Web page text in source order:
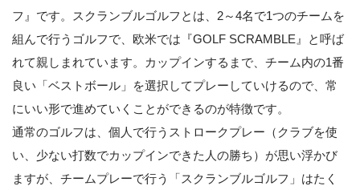
フ』です。スクランブルゴルフとは、2～4名で1つのチームを
組んで行うゴルフで、欧米では『GOLF SCRAMBLE』と呼ば
れて親しまれています。カップインするまで、チーム内の1番
良い「ベストボール」を選択してプレーしていけるので、常
にいい形で進めていくことができるのが特徴です。
通常のゴルフは、個人で行うストロークプレー（クラブを使
い、少ない打数でカップインできた人の勝ち）が思い浮かび
ますが、チームプレーで行う「スクランブルゴルフ」はたく